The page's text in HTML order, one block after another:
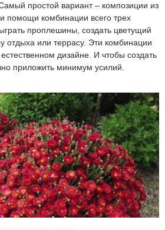
простой вариант – композиции из
помощи комбинации всего трех
проплешины, создать цветущий
отдыха или террасу. Эти комбинации
дизайне. И чтобы создать
приложить минимум усилий.